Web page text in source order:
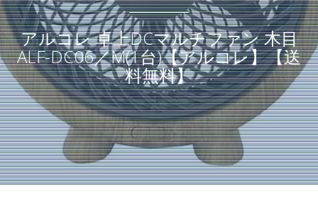
アルコレ 卓上DCマルチファン 木目
ALF-DC06／M(1台)【アルコレ】【送
料無料】